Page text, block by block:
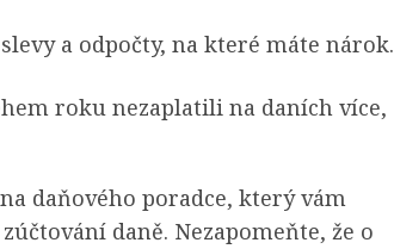
a odpočty, na které máte nárok.
roku nezaplatili na daních více,
daňového poradce, který vám
daně. Nezapomeňte, že o